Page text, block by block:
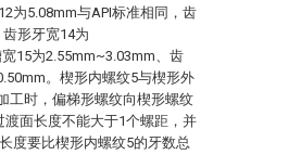
为5.08mm与API标准相同，齿
形牙宽14为
15为2.55mm~3.03mm、齿
。楔形内螺纹5与楔形外
工时，偏梯形螺纹向楔形螺纹
面长度不能大于1个螺距，并
度要比楔形内螺纹5的牙数总